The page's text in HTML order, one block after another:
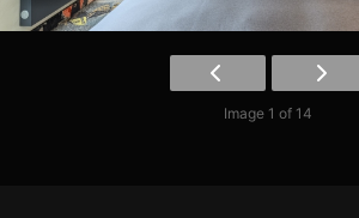
Image 1 of 14